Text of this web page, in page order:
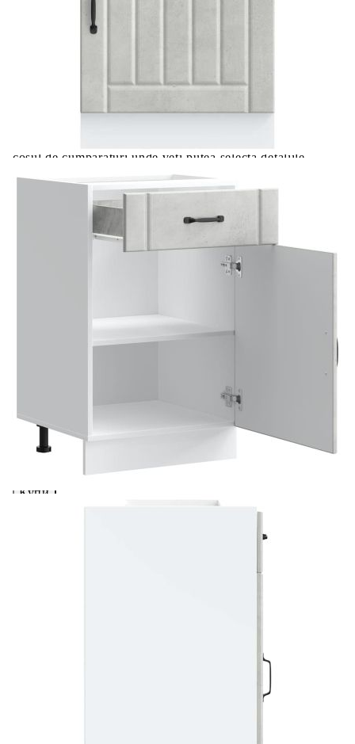
Please select credit institution
Цена на продукта:
Добавете продукта в количката си с бутона "Добави в
вноски на кредита.
coșul de cumpărături unde veți putea selecta detaliile
Предоставената таблица е с информационна цел.
Добавете продукта в количката си с бутона "Добави в
количката" и при поръчка ще можете да изберете броя
Предоставената таблица е с информационна цел.
Добавете продукта в количката си с бутона "Добави в
количката" и при поръчка ще можете да изберете броя
Предоставената таблица е с информационна цел.
Добавете продукта в количката си с бутона "Добави в
количката" и при поръчка ще можете да изберете броя
вноски на кредита.
Когато плащате с NewPay, всъщност NewPay плаща
разполагате с три начина да я платите към тях:
Плащане на 6 вноски. Стойността на поръчката се
разпределя в 6 равни месечни вноски с оскъпяване. За